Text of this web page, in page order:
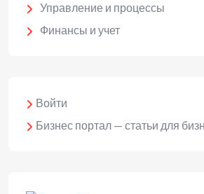
Управление и процессы
Финансы и учет
Войти
Бизнес портал — статьи для